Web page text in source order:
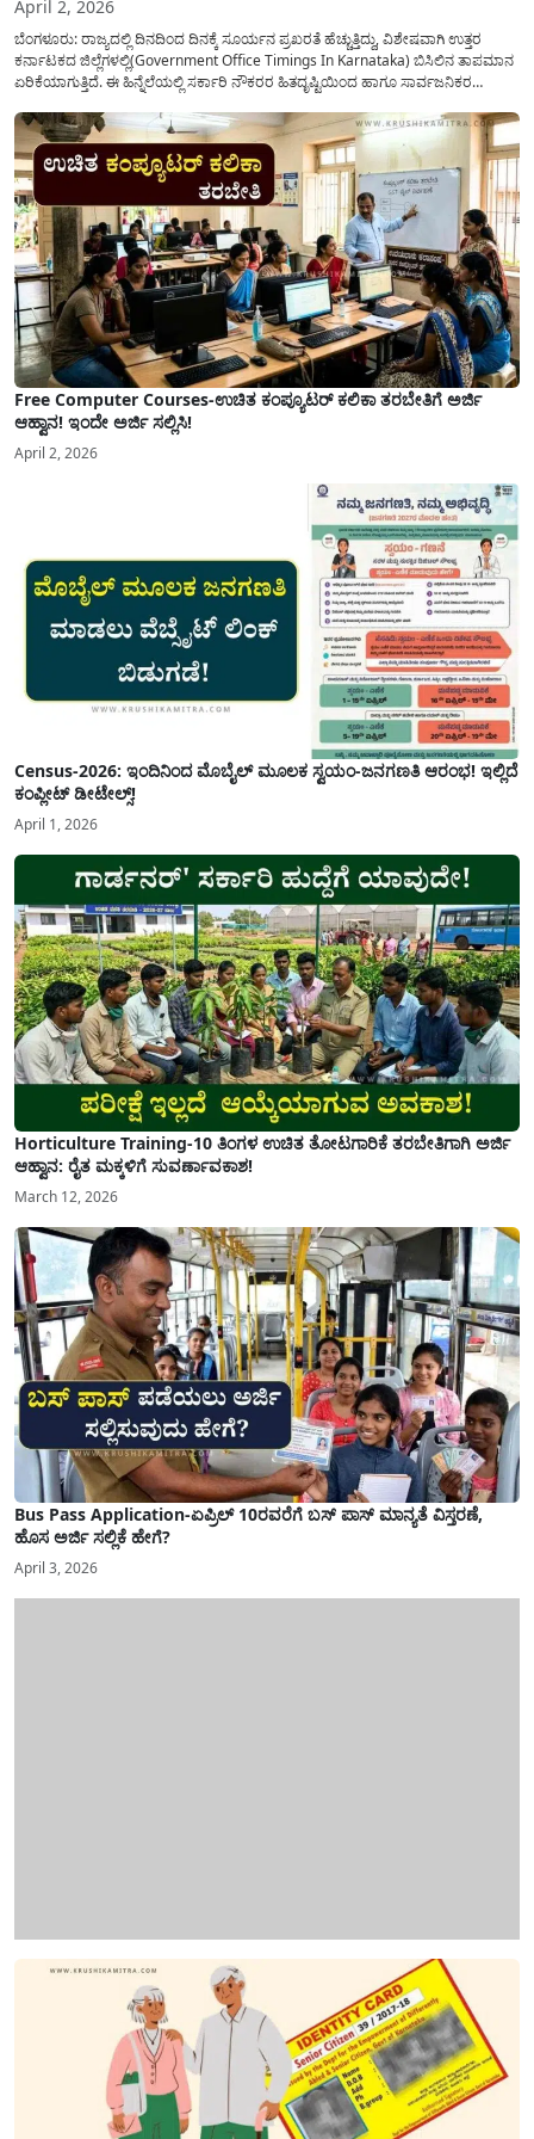
April 2, 2026
ಬೆಂಗಳೂರು: ರಾಜ್ಯದಲ್ಲಿ ದಿನದಿಂದ ದಿನಕ್ಕೆ ಸೂರ್ಯನ ಪ್ರಖರತೆ ಹೆಚ್ಚುತ್ತಿದ್ದು, ವಿಶೇಷವಾಗಿ ಉತ್ತರ
ಕರ್ನಾಟಕದ ಜಿಲ್ಲೆಗಳಲ್ಲಿ(Government Office Timings In Karnataka) ಬಿಸಿಲಿನ ತಾಪಮಾನ
ಏರಿಕೆಯಾಗುತ್ತಿದೆ. ಈ ಹಿನ್ನೆಲೆಯಲ್ಲಿ ಸರ್ಕಾರಿ ನೌಕರರ ಹಿತದೃಷ್ಟಿಯಿಂದ ಹಾಗೂ ಸಾರ್ವಜನಿಕರ
ಮತ್ತು ಕಲ್ಯಾಣ ಕರ್ನಾಟಕದ ಒಟ್ಟು 9 ಜಿಲ್ಲೆಗಳಲ್ಲಿ ಏಪ್ರಿಲ್...
Free Computer Courses-ಉಚಿತ ಕಂಪ್ಯೂಟರ್ ಕಲಿಕಾ ತರಬೇತಿಗೆ ಅರ್ಜಿ
ಆಹ್ವಾನ! ಇಂದೇ ಅರ್ಜಿ ಸಲ್ಲಿಸಿ!
April 2, 2026
Census-2026: ಇಂದಿನಿಂದ ಮೊಬೈಲ್ ಮೂಲಕ ಸ್ವಯಂ-ಜನಗಣತಿ ಆರಂಭ! ಇಲ್ಲಿದೆ
ಕಂಪ್ಲೀಟ್ ಡೀಟೇಲ್ಸ್!
April 1, 2026
Horticulture Training-10 ತಿಂಗಳ ಉಚಿತ ತೋಟಗಾರಿಕೆ ತರಬೇತಿಗಾಗಿ ಅರ್ಜಿ
ಆಹ್ವಾನ: ರೈತ ಮಕ್ಕಳಿಗೆ ಸುವರ್ಣಾವಕಾಶ!
March 12, 2026
Bus Pass Application-ಏಪ್ರಿಲ್ 10ರವರೆಗೆ ಬಸ್ ಪಾಸ್ ಮಾನ್ಯತೆ ವಿಸ್ತರಣೆ,
ಹೊಸ ಅರ್ಜಿ ಸಲ್ಲಿಕೆ ಹೇಗೆ?
April 3, 2026